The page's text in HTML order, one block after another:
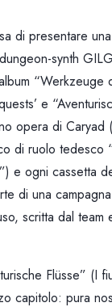
di presentare
synth
“Werkzeuge
e
opera di Caryad
di ruolo tedesco
e ogni cassetta
di una
scritta dal team
Flüsse” (I
capitolo: pura